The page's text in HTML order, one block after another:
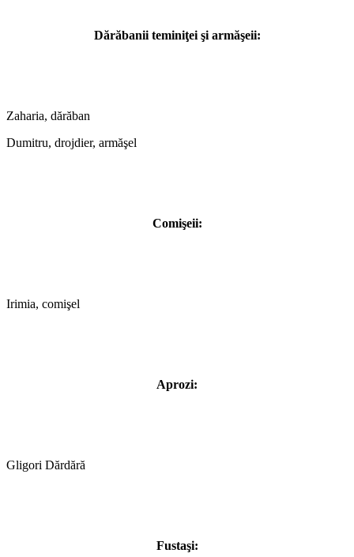
Dărăbanii teminiţei şi armăşeii:
Zaharia, dărăban
Dumitru, drojdier, armăşel
Comişeii:
Irimia, comişel
Aprozi:
Gligori Dărdără
Fustaşi: